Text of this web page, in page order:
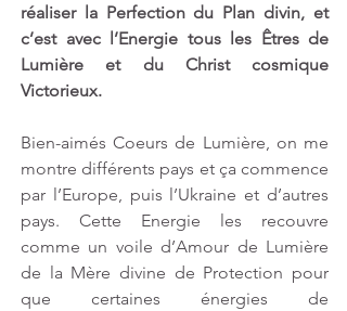
réaliser la Perfection du Plan divin, et
c’est avec l’Energie tous les Êtres de
Lumière et du Christ cosmique
Victorieux.
Bien-aimés Coeurs de Lumière, on me
montre différents pays et ça commence
par l’Europe, puis l’Ukraine et d’autres
pays. Cette Energie les recouvre
comme un voile d’Amour de Lumière
de la Mère divine de Protection pour
que certaines énergies de